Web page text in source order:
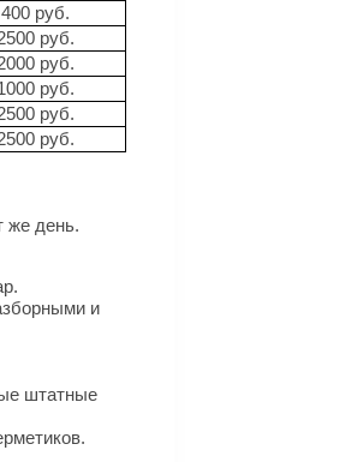
руб.
руб.
руб.
руб.
руб.
руб.
же день.
и
штатные